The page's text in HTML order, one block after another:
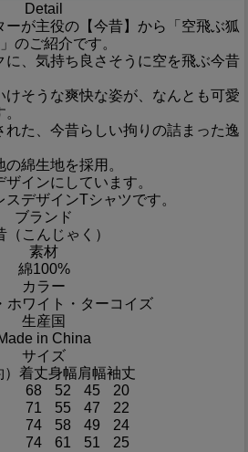
Detail
が主役の【今昔】から「空飛ぶ狐
のご紹介です。
に、気持ち良さそうに空を飛ぶ今昔
けそうな爽快な姿が、なんとも可愛
れた、今昔らしい拘りの詰まった逸
綿生地を採用。
インにしています。
デザインTシャツです。
ブランド
（こんじゃく）
素材
綿100%
カラー
ホワイト・ターコイズ
生産国
in China
サイズ
着丈身幅肩幅袖丈
68 52 45
20
71 55 47
22
74 58 49
24
74 61 51 25